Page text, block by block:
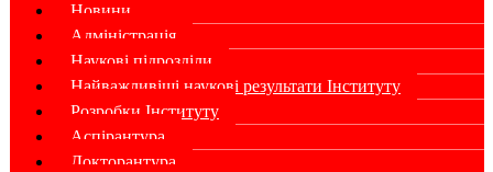
Новини
Адміністрація
Наукові підрозділи
Найважливіші наукові результати Інституту
Розробки Інституту
Аспірантура
Докторантура